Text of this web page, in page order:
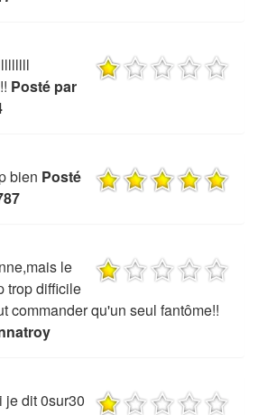
Posté par
bien Posté
le
trop difficile
commander qu'un seul fantôme!!
je dit 0sur30